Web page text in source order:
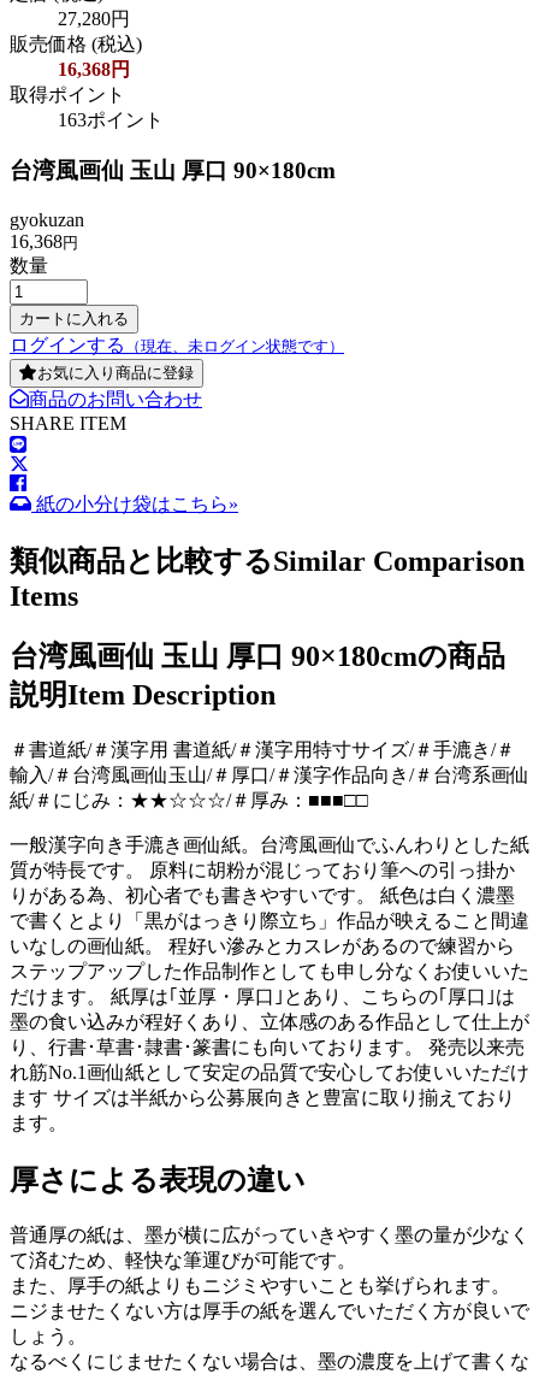
27,280円
販売価格 (税込)
16,368円
取得ポイント
163ポイント
台湾風画仙 玉山 厚口 90×180cm
gyokuzan
16,368円
数量
ログインする
（現在、未ログイン状態です）
お気に入り商品に登録
商品のお問い合わせ
SHARE ITEM
紙の小分け袋はこちら»
類似商品と比較するSimilar Comparison
Items
台湾風画仙 玉山 厚口 90×180cmの商品
説明Item Description
＃書道紙/＃漢字用 書道紙/＃漢字用特寸サイズ/＃手漉き/＃
輸入/＃台湾風画仙玉山/＃厚口/＃漢字作品向き/＃台湾系画仙
紙/＃にじみ：★★☆☆☆/＃厚み：■■■□□
一般漢字向き手漉き画仙紙。台湾風画仙でふんわりとした紙
質が特長です。 原料に胡粉が混じっており筆への引っ掛か
りがある為、初心者でも書きやすいです。 紙色は白く濃墨
で書くとより「黒がはっきり際立ち」作品が映えること間違
いなしの画仙紙。 程好い滲みとカスレがあるので練習から
ステップアップした作品制作としても申し分なくお使いいた
だけます。 紙厚は｢並厚・厚口｣とあり、こちらの｢厚口｣は
墨の食い込みが程好くあり、立体感のある作品として仕上が
り、行書･草書･隷書･篆書にも向いております。 発売以来売
れ筋No.1画仙紙として安定の品質で安心してお使いいただけ
ます サイズは半紙から公募展向きと豊富に取り揃えており
ます。
厚さによる表現の違い
普通厚の紙は、墨が横に広がっていきやすく墨の量が少なく
て済むため、軽快な筆運びが可能です。
また、厚手の紙よりもニジミやすいことも挙げられます。
ニジませたくない方は厚手の紙を選んでいただく方が良いで
しょう。
なるべくにじませたくない場合は、墨の濃度を上げて書くな